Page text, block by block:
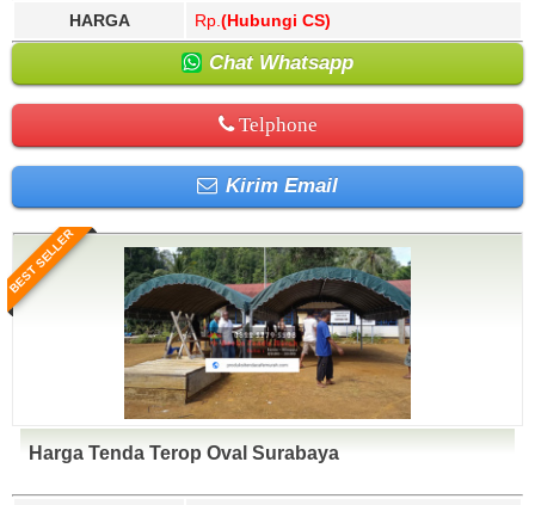
HARGA Rp. (Hubungi CS)
Chat Whatsapp
Telphone
Kirim Email
BEST SELLER
Harga Tenda Terop Oval Surabaya